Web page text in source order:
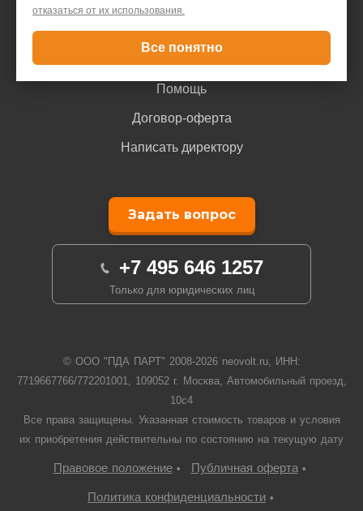
отказаться от их использования.
Все понятно
Доставка и оплата
Помощь
Договор-оферта
Написать директору
Задать вопрос
+7 495 646 1257
Только для юридических лиц
© ООО "ПДА ПАРТ" 2008-2026neovolt.ru, ИНН:
7719667766/772201001, 109052 г. Москва, Автомобильный проезд,
10с4
Все права защищены. Указанная стоимость товаров и условия
их приобретения действительны по состоянию на текущую дату
Правовое положение• Публичная оферта•
Политика конфиденциальности •